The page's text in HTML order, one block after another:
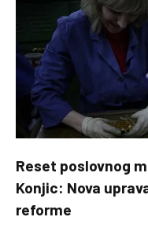
Reset poslovnog
Konjic: Nova
reforme